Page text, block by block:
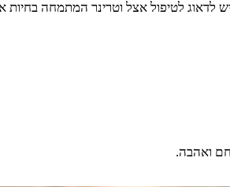
לדאוג לטיפול אצל וטרינר המתמחה בחיות
ואהבה.